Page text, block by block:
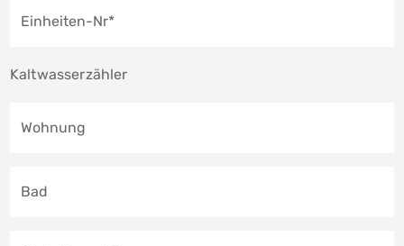
Einheiten-Nr*
Kaltwasserzähler
Wohnung
Bad